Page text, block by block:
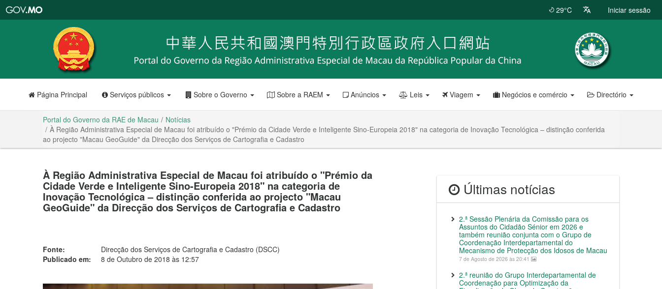
RAE
de
Macau
29°C Iniciar sessão
Página Principal Serviços públicos Sobre o Governo Sobre a RAEM Anúncios Leis Viagem Negócios e comércio Directório
Portal do Governo da RAE de Macau
Notícias
À Região Administrativa Especial de Macau foi atribuído o "Prémio da Cidade Verde e Inteligente Sino-Europeia 2018" na categoria de Inovação Tecnológica – distinção conferida
ao projecto "Macau GeoGuide" da Direcção dos Serviços de Cartografia e Cadastro
À Região Administrativa Especial de Macau foi atribuído o "Prémio da
Cidade Verde e Inteligente Sino-Europeia 2018" na categoria de
Inovação Tecnológica – distinção conferida ao projecto "Macau
GeoGuide" da Direcção dos Serviços de Cartografia e Cadastro
Fonte:
Direcção dos Serviços de Cartografia e Cadastro (DSCC)
Publicado em:
8 de Outubro de 2018 às 12:57
Últimas notícias
2.ª Sessão Plenária da Comissão para os
Assuntos do Cidadão Sénior em 2026 e
também reunião conjunta com o Grupo de
Coordenação Interdepartamental do
Mecanismo de Protecção dos Idosos de Macau
7 de Agosto de 2026 às 20:41
2.ª reunião do Grupo Interdepartamental de
Coordenação para Optimização da